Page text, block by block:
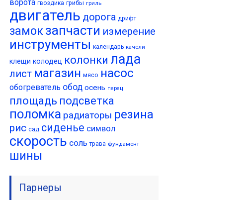
ворота гвоздика грибы гриль
двигатель дорога дрифт
замокзапчасти измерение
инструменты календарь качели
клещи колодец колонки лада
лист магазин мясо насос
обогреватель обод осень перец
площадь подсветка
поломка радиаторы резина
рис сад сиденье символ
скорость соль трава фундамент
шины
Парнеры